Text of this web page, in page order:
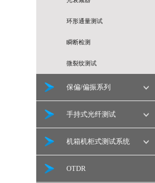
环形通量测试
瞬断检测
微裂纹测试
保偏/偏振系列
手持式光纤测试
机箱机柜式测试系统
OTDR